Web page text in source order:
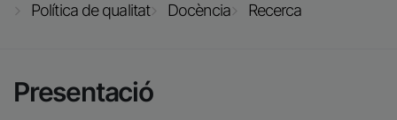
Política de qualitat
Docència Recerca
Presentació